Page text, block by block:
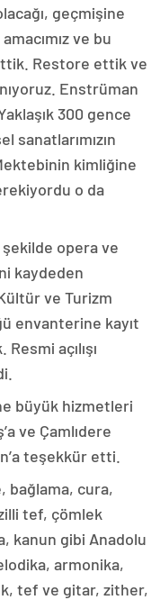
geçmişine
ve bu
Restore ettik ve
Enstrüman
300 gence
sanatlarımızın
kimliğine
o da
opera ve
kaydeden
ve Turizm
envanterine kayıt
açılışı
büyük hizmetleri
ve Çamlıdere
teşekkür etti.
bağlama, cura,
tef, çömlek
kanun gibi Anadolu
armonika,
tef ve gitar, zither,